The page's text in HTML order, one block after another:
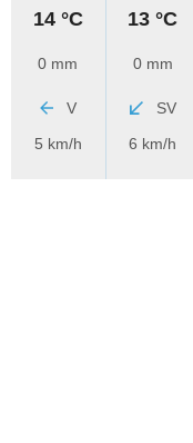
14 °C
0 mm
V
5 km/h
13 °C
0 mm
SV
6 km/h